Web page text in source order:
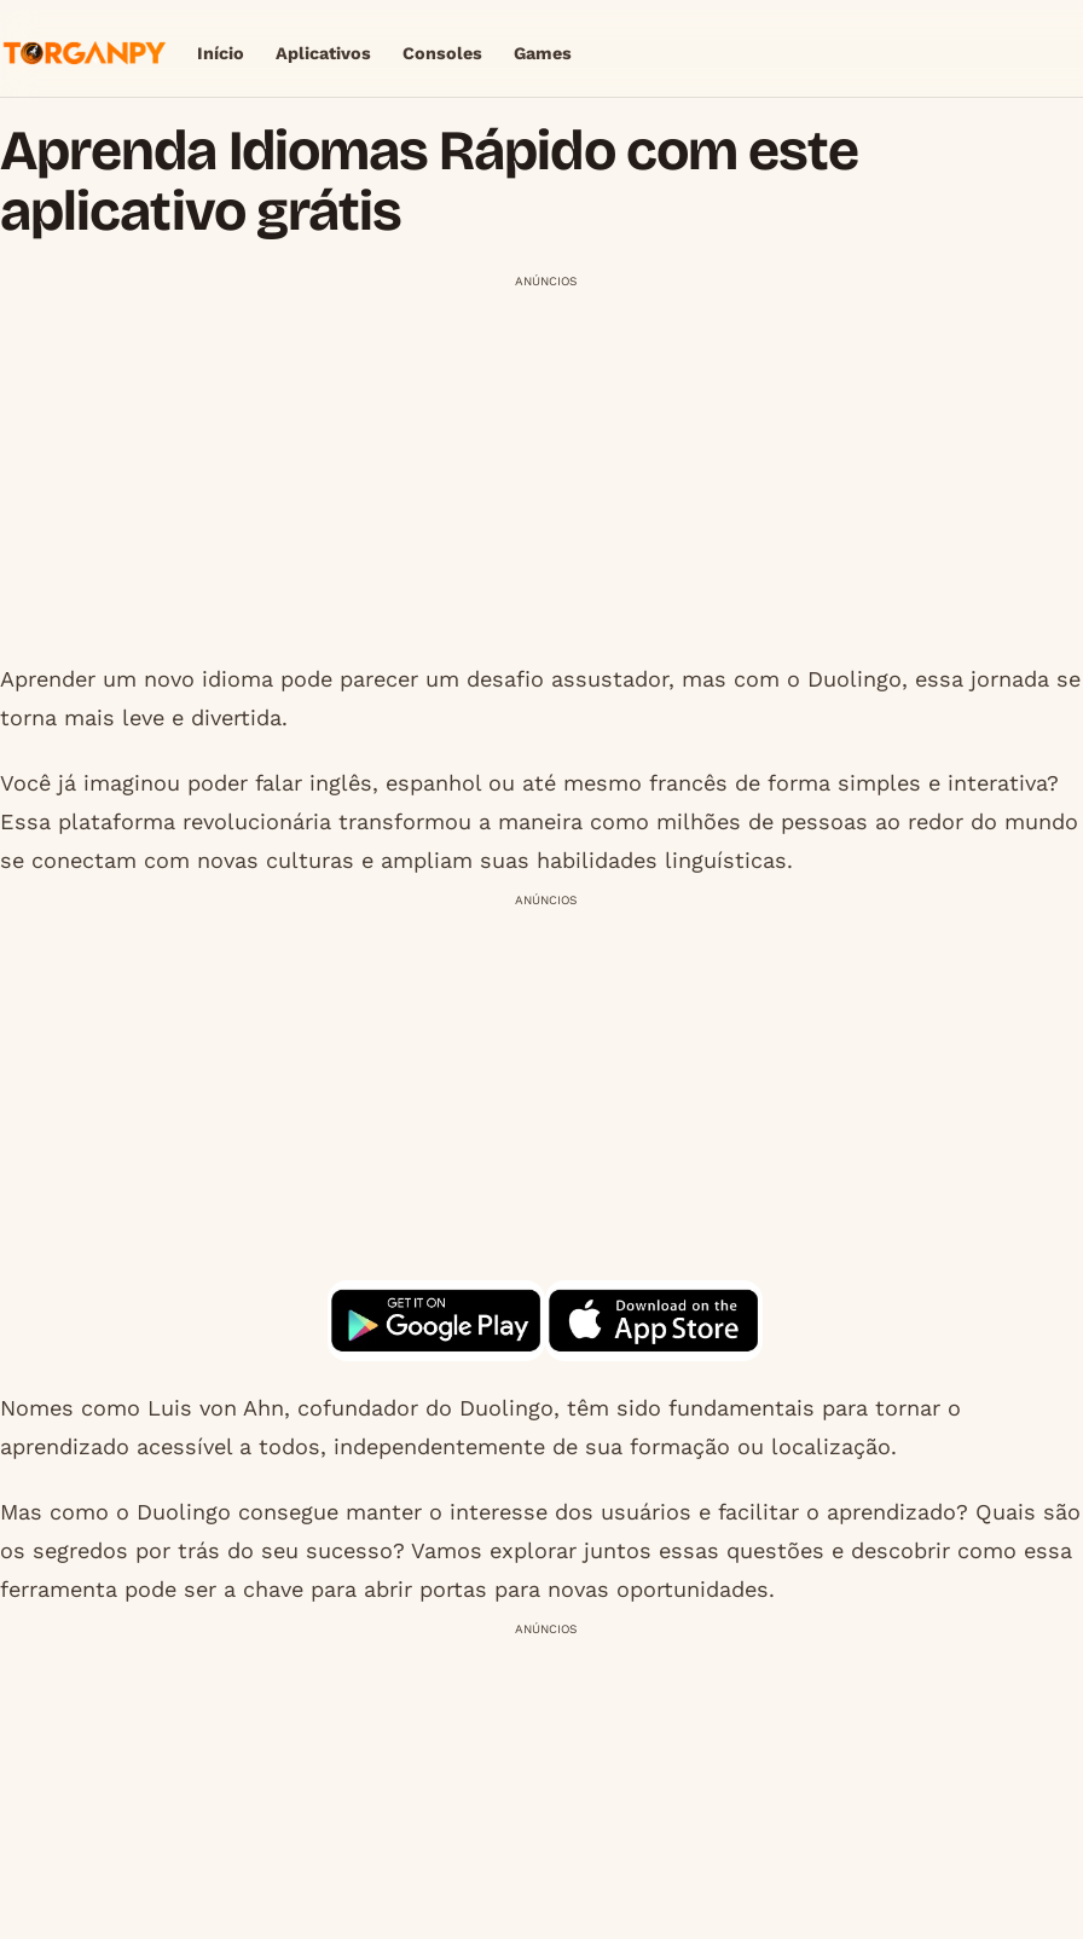
Início Aplicativos Consoles Games
Aprenda Idiomas Rápido com este
aplicativo grátis
ANÚNCIOS
Aprender um novo idioma pode parecer um desafio assustador, mas com o Duolingo, essa jornada se
torna mais leve e divertida.
Você já imaginou poder falar inglês, espanhol ou até mesmo francês de forma simples e interativa?
Essa plataforma revolucionária transformou a maneira como milhões de pessoas ao redor do mundo
se conectam com novas culturas e ampliam suas habilidades linguísticas.
ANÚNCIOS
Nomes como Luis von Ahn, cofundador do Duolingo, têm sido fundamentais para tornar o
aprendizado acessível a todos, independentemente de sua formação ou localização.
Mas como o Duolingo consegue manter o interesse dos usuários e facilitar o aprendizado? Quais são
os segredos por trás do seu sucesso? Vamos explorar juntos essas questões e descobrir como essa
ferramenta pode ser a chave para abrir portas para novas oportunidades.
ANÚNCIOS